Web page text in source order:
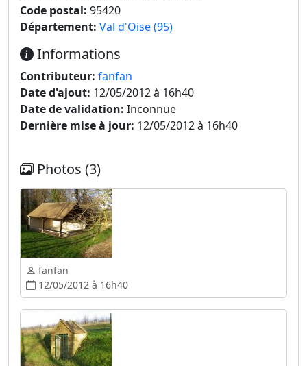
Code postal: 95420
Département: Val d'Oise (95)
Informations
Contributeur: fanfan
Date d'ajout: 12/05/2012 à 16h40
Date de validation: Inconnue
Dernière mise à jour: 12/05/2012 à 16h40
Photos (3)
fanfan
12/05/2012 à 16h40